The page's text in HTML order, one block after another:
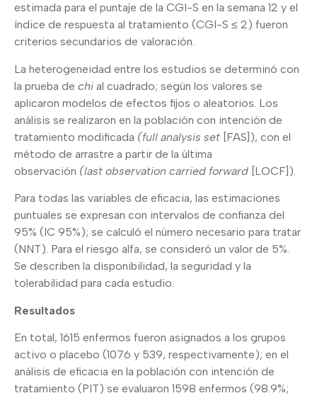
estimada para el puntaje de la CGI-S en la semana 12 y el
índice de respuesta al tratamiento (CGI-S ≤ 2) fueron
criterios secundarios de valoración.
La heterogeneidad entre los estudios se determinó con
la prueba de chi al cuadrado; según los valores se
aplicaron modelos de efectos fijos o aleatorios. Los
análisis se realizaron en la población con intención de
tratamiento modificada (full analysis set [FAS]), con el
método de arrastre a partir de la última
observación (last observation carried forward [LOCF]).
Para todas las variables de eficacia, las estimaciones
puntuales se expresan con intervalos de confianza del
95% (IC 95%); se calculó el número necesario para tratar
(NNT). Para el riesgo alfa, se consideró un valor de 5%.
Se describen la disponibilidad, la seguridad y la
tolerabilidad para cada estudio.
Resultados
En total, 1615 enfermos fueron asignados a los grupos
activo o placebo (1076 y 539, respectivamente); en el
análisis de eficacia en la población con intención de
tratamiento (PIT) se evaluaron 1598 enfermos (98.9%;